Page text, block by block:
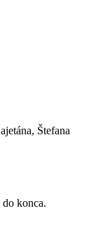
Štefana
konca.